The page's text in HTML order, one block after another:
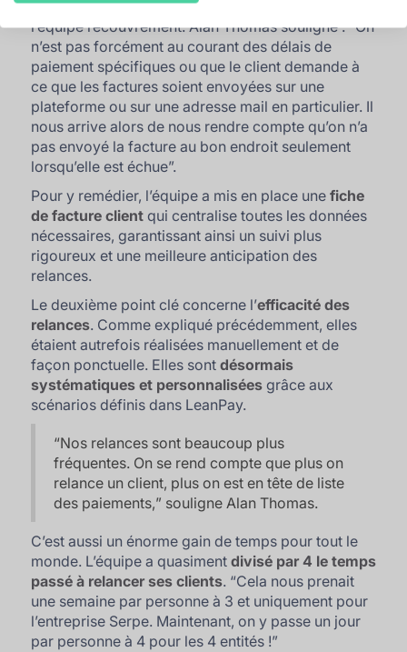
transmission des informations essentielles à
l’équipe recouvrement. Alan Thomas souligne : “On
n’est pas forcément au courant des délais de
paiement spécifiques ou que le client demande à
ce que les factures soient envoyées sur une
plateforme ou sur une adresse mail en particulier. Il
nous arrive alors de nous rendre compte qu’on n’a
pas envoyé la facture au bon endroit seulement
lorsqu’elle est échue”.
Pour y remédier, l’équipe a mis en place une fiche
de facture clientqui centralise toutes les données
nécessaires, garantissant ainsi un suivi plus
rigoureux et une meilleure anticipation des
relances.
Le deuxième point clé concerne l’efficacité des
relances. Comme expliqué précédemment, elles
étaient autrefois réalisées manuellement et de
façon ponctuelle. Elles sont désormais
systématiques et personnaliséesgrâce aux
scénarios définis dans LeanPay.
“Nos relances sont beaucoup plus
fréquentes. On se rend compte que plus on
relance un client, plus on est en tête de liste
des paiements,” souligne Alan Thomas.
C’est aussi un énorme gain de temps pour tout le
monde. L’équipe a quasiment divisé par 4 le temps
passé à relancer ses clients. “Cela nous prenait
une semaine par personne à 3 et uniquement pour
l’entreprise Serpe. Maintenant, on y passe un jour
par personne à 4 pour les 4 entités !”